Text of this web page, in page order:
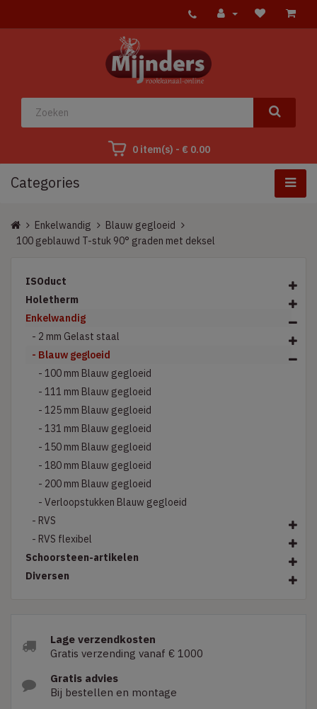
0 item(s) - € 0.00
Categories
Enkelwandig
Blauw gegloeid
100 geblauwd T-stuk 90° graden met deksel
ISOduct
Holetherm
Enkelwandig
- 2 mm Gelast staal
- Blauw gegloeid
- 100 mm Blauw gegloeid
- 111 mm Blauw gegloeid
- 125 mm Blauw gegloeid
- 131 mm Blauw gegloeid
- 150 mm Blauw gegloeid
- 180 mm Blauw gegloeid
- 200 mm Blauw gegloeid
- Verloopstukken Blauw gegloeid
- RVS
- RVS flexibel
Schoorsteen-artikelen
Diversen
Lage verzendkosten
Gratis verzending vanaf € 1000
Gratis advies
Bij bestellen en montage